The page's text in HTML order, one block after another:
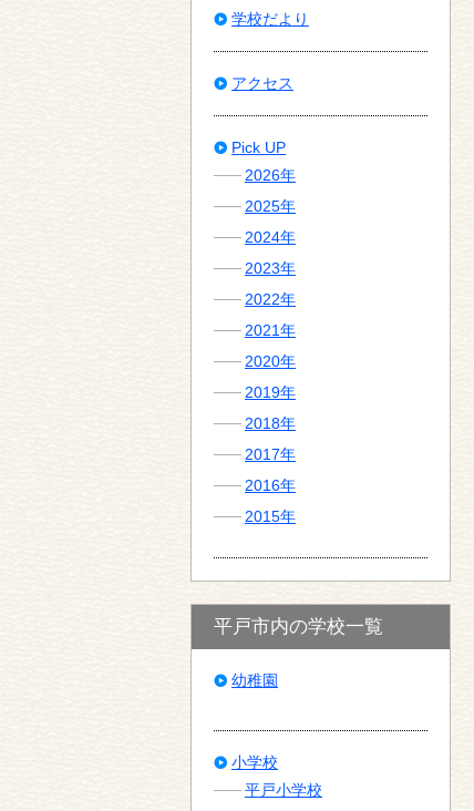
学校だより
アクセス
Pick UP
2026年
2025年
2024年
2023年
2022年
2021年
2020年
2019年
2018年
2017年
2016年
2015年
平戸市内の学校一覧
幼稚園
小学校
平戸小学校